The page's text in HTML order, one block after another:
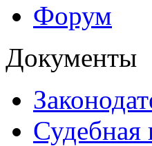
Форум
Документы
Судебная